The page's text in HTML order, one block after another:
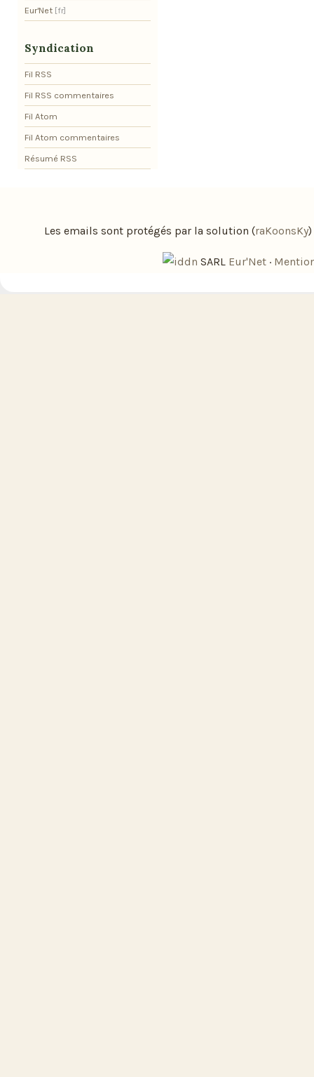
Eur'Net
Syndication
Fil RSS
Fil RSS commentaires
Fil Atom
Fil Atom commentaires
Résumé RSS
Les emails sont protégés par la solution (raKoonsKy)
SARL Eur'Net ·